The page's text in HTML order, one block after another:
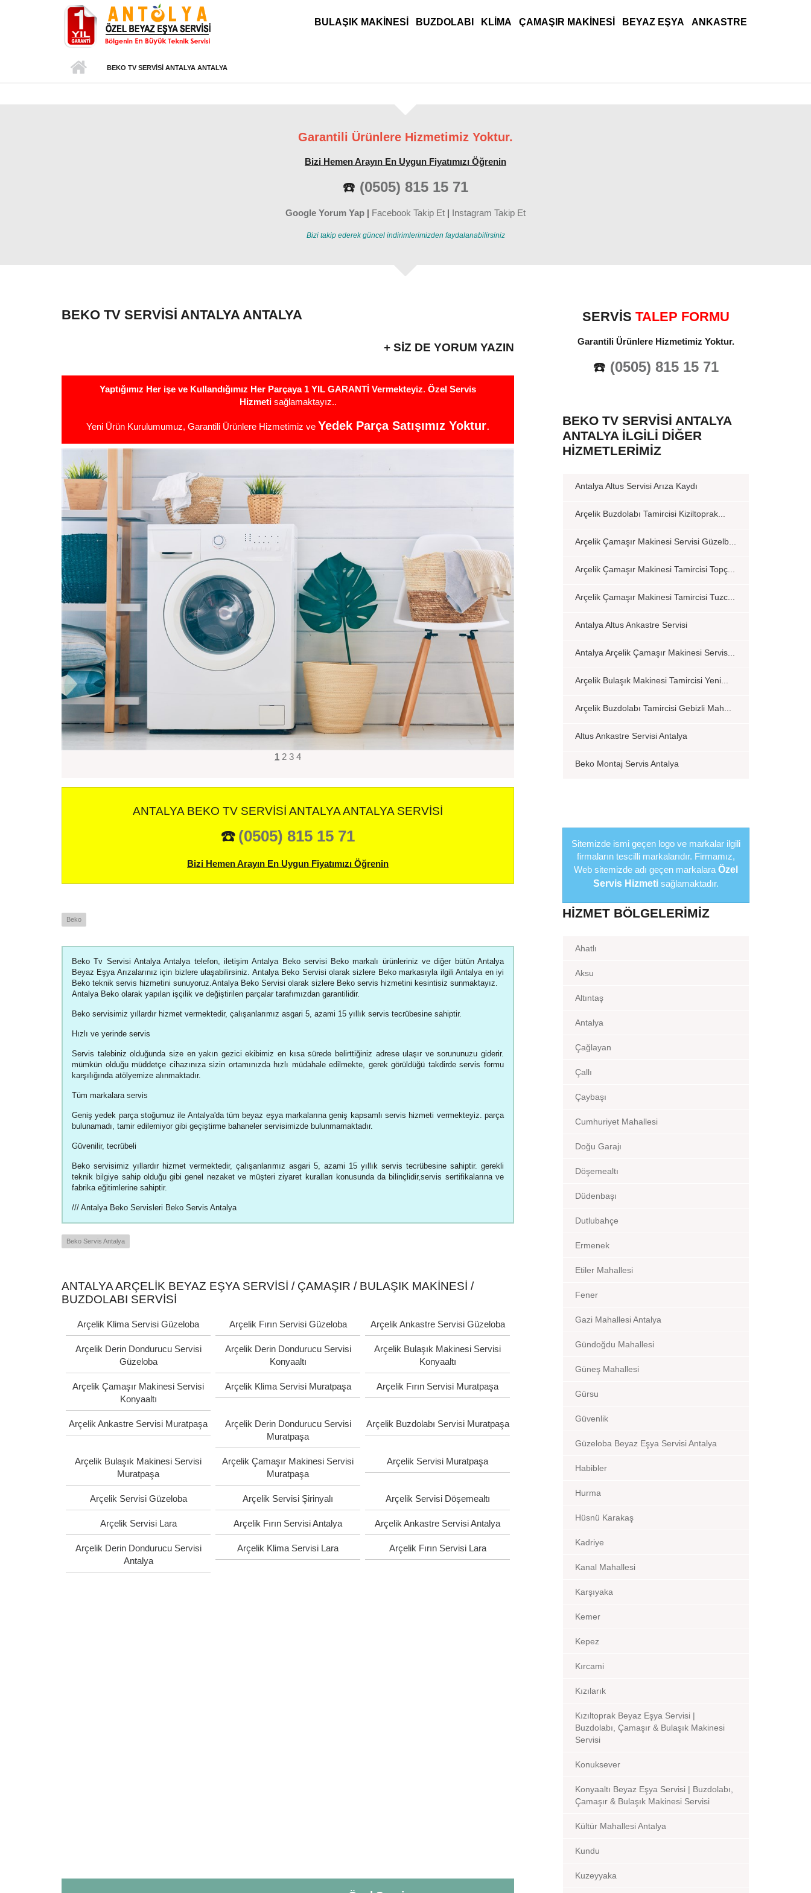
ANA MENÜ
BULAŞIK MAKINESI BUZDOLABI KLIMA ÇAMAŞIR MAKINESI BEYAZ EŞYA ANKASTRE
BEKO TV SERVISI ANTALYA ANTALYA
Garantili Ürünlere Hizmetimiz Yoktur.
Bizi Hemen Arayın En Uygun Fiyatımızı Öğrenin
☎️ (0505) 815 15 71
Google Yorum Yap | Facebook Takip Et | Instagram Takip Et
Bizi takip ederek güncel indirimlerimizden faydalanabilirsiniz
BEKO TV SERVISI ANTALYA ANTALYA
+ SIZ DE YORUM YAZIN
Yaptığımız Her işe ve Kullandığımız Her Parçaya 1 YIL GARANTİ Vermekteyiz. Özel Servis
Hizmetisağlamaktayız..
Yeni Ürün Kurulumumuz, Garantili Ürünlere Hizmetimiz ve Yedek Parça Satışımız Yoktur.
1 2 3 4
ANTALYA BEKO TV SERVISI ANTALYA ANTALYA SERVISI
☎️ (0505) 815 15 71
Bizi Hemen Arayın En Uygun Fiyatımızı Öğrenin
Beko
Beko Tv Servisi Antalya Antalya telefon, iletişim Antalya Beko servisi Beko markalı ürünleriniz ve diğer bütün Antalya
Beyaz Eşya Arızalarınız için bizlere ulaşabilirsiniz. Antalya Beko Servisi olarak sizlere Beko markasıyla ilgili Antalya en iyi
Beko teknik servis hizmetini sunuyoruz.Antalya Beko Servisi olarak sizlere Beko servis hizmetini kesintisiz sunmaktayız.
Antalya Beko olarak yapılan işçilik ve değiştirilen parçalar tarafımızdan garantilidir.
Beko servisimiz yıllardır hizmet vermektedir, çalışanlarımız asgari 5, azami 15 yıllık servis tecrübesine sahiptir.
Hızlı ve yerinde servis
Servis talebiniz olduğunda size en yakın gezici ekibimiz en kısa sürede belirttiğiniz adrese ulaşır ve sorununuzu giderir.
mümkün olduğu müddetçe cihazınıza sizin ortamınızda hızlı müdahale edilmekte, gerek görüldüğü takdirde servis formu
karşılığında atölyemize alınmaktadır.
Tüm markalara servis
Geniş yedek parça stoğumuz ile Antalya'da tüm beyaz eşya markalarına geniş kapsamlı servis hizmeti vermekteyiz. parça
bulunamadı, tamir edilemiyor gibi geçiştirme bahaneler servisimizde bulunmamaktadır.
Güvenilir, tecrübeli
Beko servisimiz yıllardır hizmet vermektedir, çalışanlarımız asgari 5, azami 15 yıllık servis tecrübesine sahiptir. gerekli
teknik bilgiye sahip olduğu gibi genel nezaket ve müşteri ziyaret kuralları konusunda da bilinçlidir,servis sertifikalarına ve
fabrika eğitimlerine sahiptir.
/// Antalya Beko Servisleri Beko Servis Antalya
Beko Servis Antalya
ANTALYA ARÇELIK BEYAZ EŞYA SERVISI / ÇAMAŞIR / BULAŞIK MAKINESI /
BUZDOLABI SERVISI
Arçelik Klima Servisi Güzeloba Arçelik Fırın Servisi Güzeloba Arçelik Ankastre Servisi Güzeloba
Arçelik Derin Dondurucu Servisi
Güzeloba
Arçelik Derin Dondurucu Servisi
Konyaaltı
Arçelik Bulaşık Makinesi Servisi
Konyaaltı
Arçelik Çamaşır Makinesi Servisi
Konyaaltı
Arçelik Klima Servisi Muratpaşa Arçelik Fırın Servisi Muratpaşa
Arçelik Ankastre Servisi Muratpaşa
Arçelik Derin Dondurucu Servisi
Muratpaşa
Arçelik Buzdolabı Servisi Muratpaşa
Arçelik Bulaşık Makinesi Servisi
Muratpaşa
Arçelik Çamaşır Makinesi Servisi
Muratpaşa
Arçelik Servisi Muratpaşa
Arçelik Servisi Güzeloba Arçelik Servisi Şirinyalı Arçelik Servisi Döşemealtı
Arçelik Servisi Lara Arçelik Fırın Servisi Antalya Arçelik Ankastre Servisi Antalya
Arçelik Derin Dondurucu Servisi
Antalya
Arçelik Klima Servisi Lara Arçelik Fırın Servisi Lara
SERVİS TALEP FORMU
Garantili Ürünlere Hizmetimiz Yoktur.
☎️ (0505) 815 15 71
BEKO TV SERVISI ANTALYA
ANTALYA İLGILI DIĞER
HIZMETLERIMIZ
Antalya Altus Servisi Arıza Kaydı
Arçelik Buzdolabı Tamircisi Kiziltoprak...
Arçelik Çamaşır Makinesi Servisi Güzelb...
Arçelik Çamaşır Makinesi Tamircisi Topç...
Arçelik Çamaşır Makinesi Tamircisi Tuzc...
Antalya Altus Ankastre Servisi
Antalya Arçelik Çamaşır Makinesi Servis...
Arçelik Bulaşık Makinesi Tamircisi Yeni...
Arçelik Buzdolabı Tamircisi Gebizli Mah...
Altus Ankastre Servisi Antalya
Beko Montaj Servis Antalya
Sitemizde ismi geçen logo ve markalar ilgili
firmaların tescilli markalarıdır. Firmamız,
Web sitemizde adı geçen markalara Özel
Servis Hizmeti sağlamaktadır.
HIZMET BÖLGELERIMIZ
Ahatlı
Aksu
Altıntaş
Antalya
Çağlayan
Çallı
Çaybaşı
Cumhuriyet Mahallesi
Doğu Garajı
Döşemealtı
Düdenbaşı
Dutlubahçe
Ermenek
Etiler Mahallesi
Fener
Gazi Mahallesi Antalya
Gündoğdu Mahallesi
Güneş Mahallesi
Gürsu
Güvenlik
Güzeloba Beyaz Eşya Servisi Antalya
Habibler
Hurma
Hüsnü Karakaş
Kadriye
Kanal Mahallesi
Karşıyaka
Kemer
Kepez
Kırcami
Kızılarık
Kızıltoprak Beyaz Eşya Servisi |
Buzdolabı, Çamaşır & Bulaşık Makinesi
Servisi
Konuksever
Konyaaltı Beyaz Eşya Servisi | Buzdolabı,
Çamaşır & Bulaşık Makinesi Servisi
Kültür Mahallesi Antalya
Kundu
Kuzeyyaka